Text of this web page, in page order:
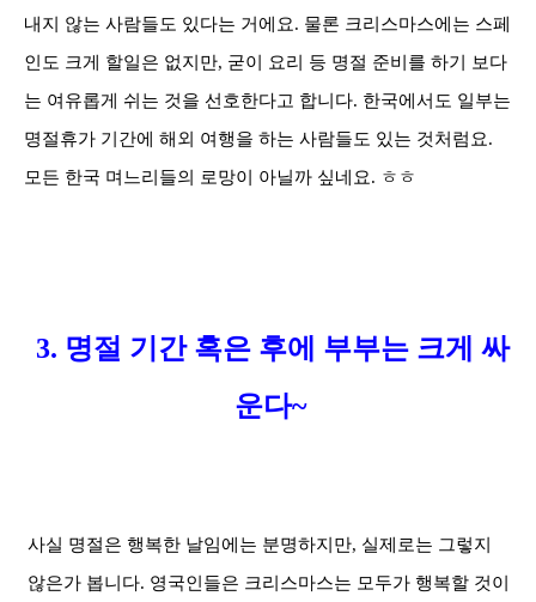
내지 않는 사람들도 있다는 거에요. 물론 크리스마스에는 스페
인도 크게 할일은 없지만, 굳이 요리 등 명절 준비를 하기 보다
는 여유롭게 쉬는 것을 선호한다고 합니다. 한국에서도 일부는
명절휴가 기간에 해외 여행을 하는 사람들도 있는 것처럼요.
모든 한국 며느리들의 로망이 아닐까 싶네요. ㅎㅎ
3. 명절 기간 혹은 후에 부부는 크게 싸
운다~
사실 명절은 행복한 날임에는 분명하지만, 실제로는 그렇지
않은가 봅니다. 영국인들은 크리스마스는 모두가 행복할 것이